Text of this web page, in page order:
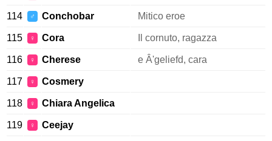
114 ♂ Conchobar Mitico eroe
115 ♀ Cora Il cornuto, ragazza
116 ♀ Cherese e Â'geliefd, cara
117 ♀ Cosmery
118 ♀ Chiara Angelica
119 ♀ Ceejay